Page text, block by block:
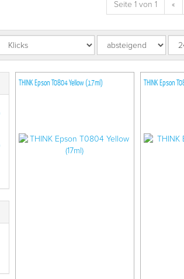
Seite 1 von 1 «
THINK Epson T0804 Yellow (17ml) THINK Epson